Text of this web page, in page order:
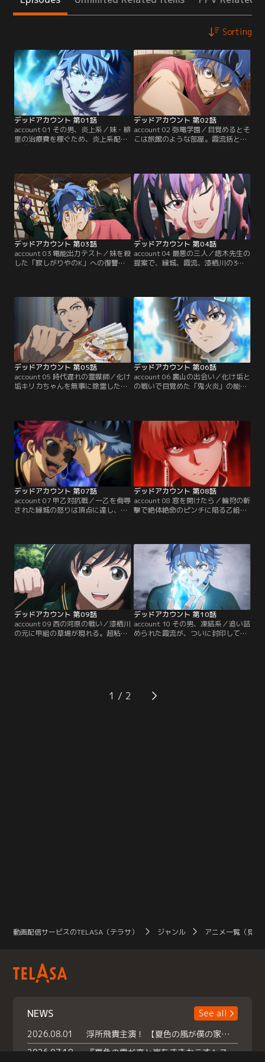
Sorting
デッドアカウント 第01話
account 01 その男、炎上系／妹・緋
里の治療費を稼ぐため、炎上系配信
る。昨日まで届いていたはずのメッ
セージは一体--？ 次の瞬間、スマホ
から死んだはずの緋里が出現！ 妹を
救いたいという思いに呼応し、縁城
のスマホから蒼い炎が噴き出す…！
【提供：バンダイチャンネル】
デッドアカウント 第02話
account 02 弥電学園／目覚めるとそ
こは旅館のような部屋。霞流括と名
が「電能」に開眠したこと、そして
妹・緋里がある強力な化け垢に殺さ
れたという事実を聞かされる。化け
垢と戦う力を得た縁城の、新たな戦
いが始まる----【提供：バンダイチ
ャンネル】
デッドアカウント 第03話
account 03 電能出力テスト／妹を殺
した「寂しがりやのK」への復讐を
う。追い詰められた縁城。そして
「蒼い炎」を目の敵にする者から飛
ぶ「非難」「罵声」の数々。しかし
炎上系配信者である縁城にとって、
それこそが力の源だった…！？【提
供：バンダイチャンネル】
デッドアカウント 第04話
account 04 最悪の三人／痣木先生の
提案で、縁城、霞流、漆栖川の3人
を持った化け垢が現れる！ 霞流と漆
栖川の攻撃が一切効かず、絶体絶命
の窮地に追い込まれた3人。しかし
その時、縁城の能力に隠された新た
な秘密が発覚する…！？【提供：バ
ンダイチャンネル】
デッドアカウント 第05話
account 05 時代遅れの霊媒師／化け
垢キリカちゃんを無事に除霊した矢
Kの圧倒的な力を前に何もできずに
いた…。その時、3人の元に痣木先
生が現れる！ 「生ける伝説」と呼ば
れたアナログの霊能者と宿敵「寂し
がり屋のK」との戦いの行方
は…！？【提供：バンダイチャンネ
ル】
デッドアカウント 第06話
account 06 裏山の出会い／化け垢と
の戦いで目覚めた「鬼火炎」の能力
そしてついに「K除霊計画」が始動
する！ しかし参加するには、甲乙戦
でその能力を認められる必要がある
という。「K除霊計画」に向けて一
階乙組は全員で訓練に臨むこと
に…！【提供：バンダイチャンネ
ル】
デッドアカウント 第07話
account 07 甲乙対抗戦／一乙を侮辱
された縁城の怒りは頂点に達し、ヒ
「仮想草津」。それぞれの思いが交
錯する中、ついに甲乙戦が開幕す
る…！ 分散して攻める甲組に対し、
チームプレーで挑む乙組。果たして
戦いの行方は…！？【提供：バンダ
イチャンネル】
デッドアカウント 第08話
account 08 窓を開けたら／輪狩の斬
撃で絶体絶命のピンチに陥る乙組。
少期からの付き合いだった。修行と
いう名の暴力を受けて育った羽住を
救い出したのは、他ならぬ霞流だっ
た…。霞流を救うために羽住は霞流
の元へと急ぐ…！【提供：バンダイ
チャンネル】
デッドアカウント 第09話
account 09 西の河原の戦い／漆栖川
の元に甲組の草場が現れる。超粘着
重ねてきた縁城の実力は！？ 甲組と
乙組、それぞれの戦いは最終盤へ向
デッドアカウント 第10話
account 10 その男、凍結系／追い詰
められた霞流が、ついに封印してい
新たな脅威が迫る！？【提供：バン
ダイチャンネル】
1
動画配信サービスのTELASA（テラサ） ジャンル アニメ一覧（見放
NEWS
See all
2026.08.01
浮所飛貴主演！ 【夏色の風が僕の家にやってきた】 本日よりテラサで独占配信スタート！
2026.07.18
『夏色の雲が恋と嵐をまきおこす』スペシャルメイキング 【Part1】2026年７月18日（土）23時30分～配信スタート！話題のシーンの裏側を大公開！豪華キャスト大集合！ 『武宮家 真夏の家族会議』開催！